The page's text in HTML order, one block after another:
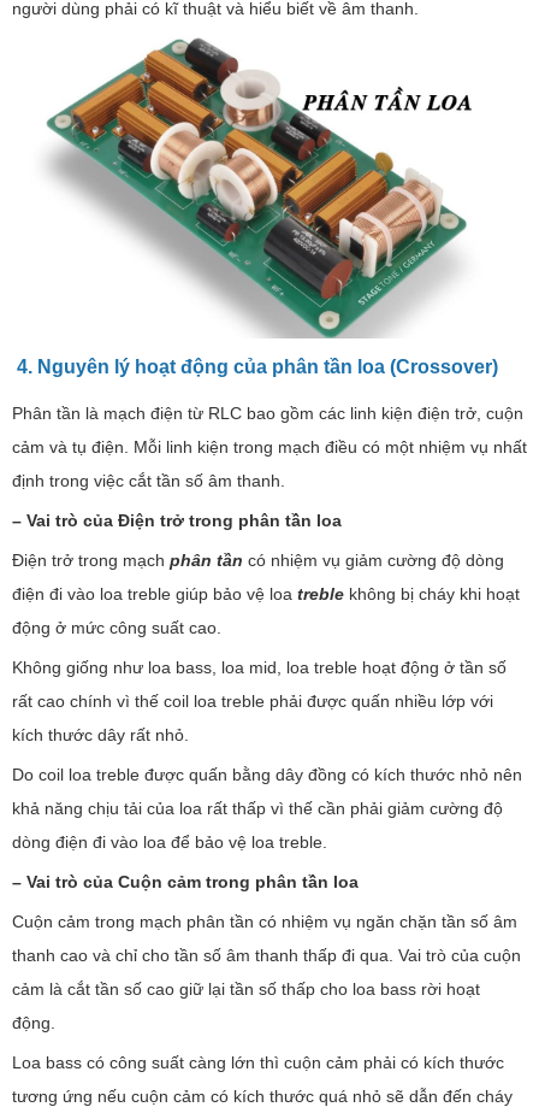
người dùng phải có kĩ thuật và hiểu biết về âm thanh.
4. Nguyên lý hoạt động của phân tần loa (Crossover)
Phân tần là mạch điện từ RLC bao gồm các linh kiện điện trở, cuộn
cảm và tụ điện. Mỗi linh kiện trong mạch điều có một nhiệm vụ nhất
định trong việc cắt tần số âm thanh.
– Vai trò của Điện trở trong phân tần loa
Điện trở trong mạch phân tần có nhiệm vụ giảm cường độ dòng
điện đi vào loa treble giúp bảo vệ loa treble không bị cháy khi hoạt
động ở mức công suất cao.
Không giống như loa bass, loa mid, loa treble hoạt động ở tần số
rất cao chính vì thế coil loa treble phải được quấn nhiều lớp với
kích thước dây rất nhỏ.
Do coil loa treble được quấn bằng dây đồng có kích thước nhỏ nên
khả năng chịu tải của loa rất thấp vì thế cần phải giảm cường độ
dòng điện đi vào loa để bảo vệ loa treble.
– Vai trò của Cuộn cảm trong phân tần loa
Cuộn cảm trong mạch phân tần có nhiệm vụ ngăn chặn tần số âm
thanh cao và chỉ cho tần số âm thanh thấp đi qua. Vai trò của cuộn
cảm là cắt tần số cao giữ lại tần số thấp cho loa bass rời hoạt
động.
Loa bass có công suất càng lớn thì cuộn cảm phải có kích thước
tương ứng nếu cuộn cảm có kích thước quá nhỏ sẽ dẫn đến cháy